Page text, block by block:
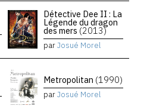
Détective Dee II : La
Légende du dragon
des mers (2013)
parJosué Morel
Metropolitan (1990)
parJosué Morel